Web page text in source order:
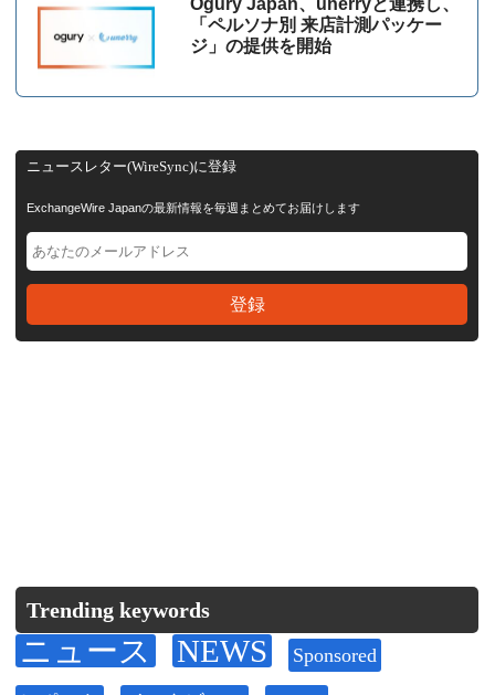
Ogury Japan、unerryと連携し、
「ペルソナ別 来店計測パッケー
ジ」の提供を開始
ニュースレター(WireSync)に登録
ExchangeWire Japanの最新情報を毎週まとめてお届けします
Trending keywords
ニュース NEWS Sponsored